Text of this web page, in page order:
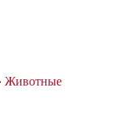
Животные